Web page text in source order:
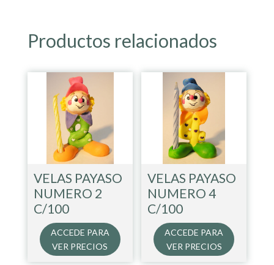
Productos relacionados
VELAS PAYASO
NUMERO 2
C/100
ACCEDE PARA
VER PRECIOS
VELAS PAYASO
NUMERO 4
C/100
ACCEDE PARA
VER PRECIOS